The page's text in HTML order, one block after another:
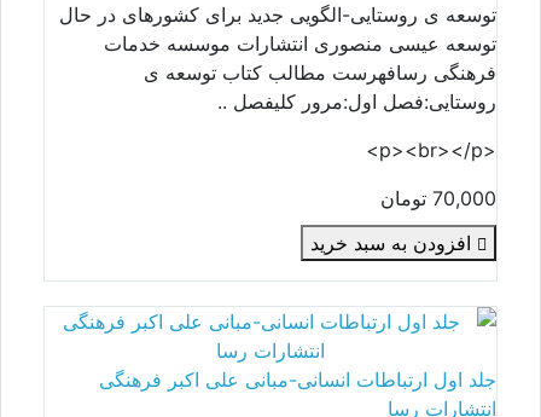
توسعه ی روستایی-الگویی جدید برای کشورهای در حال
توسعه عیسی منصوری انتشارات موسسه خدمات
فرهنگی رسافهرست مطالب کتاب توسعه ی
روستایی:فصل اول:مرور کلیفصل ..
70,000 تومان
افزودن به سبد خرید
جلد اول ارتباطات انسانی-مبانی علی اکبر فرهنگی
انتشارات رسا